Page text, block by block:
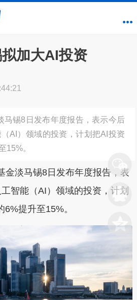
加大AI投资
马锡8日发布年度报告，表示今后
AI）领域的投资，计划把AI投资
15%。
金淡马锡8日发布年度报告，表
智能（AI）领域的投资，计划
提升至15%。